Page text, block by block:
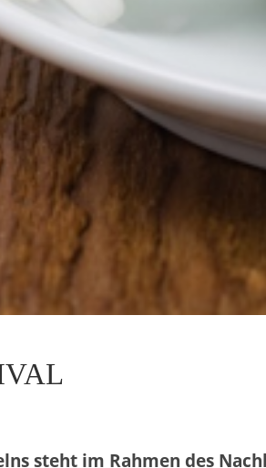
steht im Rahmen des